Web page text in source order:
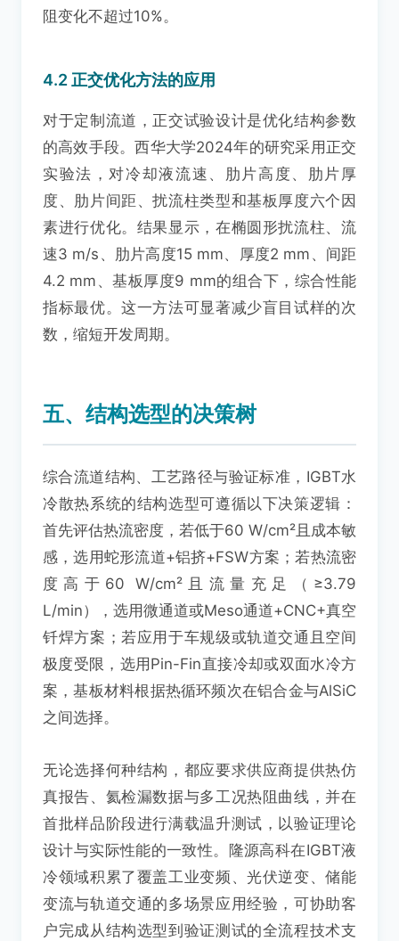
阻变化不超过10%。
4.2 正交优化方法的应用
对于定制流道，正交试验设计是优化结构参数
的高效手段。西华大学2024年的研究采用正交
实验法，对冷却液流速、肋片高度、肋片厚
度、肋片间距、扰流柱类型和基板厚度六个因
素进行优化。结果显示，在椭圆形扰流柱、流
速3 m/s、肋片高度15 mm、厚度2 mm、间距
4.2 mm、基板厚度9 mm的组合下，综合性能
指标最优。这一方法可显著减少盲目试样的次
数，缩短开发周期。
五、结构选型的决策树
综合流道结构、工艺路径与验证标准，IGBT水
冷散热系统的结构选型可遵循以下决策逻辑：
首先评估热流密度，若低于60 W/cm²且成本敏
感，选用蛇形流道+铝挤+FSW方案；若热流密
度高于60 W/cm²且流量充足（≥3.79
L/min），选用微通道或Meso通道+CNC+真空
钎焊方案；若应用于车规级或轨道交通且空间
极度受限，选用Pin-Fin直接冷却或双面水冷方
案，基板材料根据热循环频次在铝合金与AlSiC
之间选择。
无论选择何种结构，都应要求供应商提供热仿
真报告、氦检漏数据与多工况热阻曲线，并在
首批样品阶段进行满载温升测试，以验证理论
设计与实际性能的一致性。隆源高科在IGBT液
冷领域积累了覆盖工业变频、光伏逆变、储能
变流与轨道交通的多场景应用经验，可协助客
户完成从结构选型到验证测试的全流程技术支